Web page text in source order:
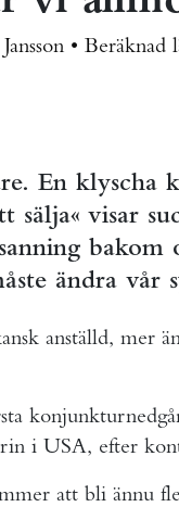
• Beräknad
En klyscha
sälja« visar
ändra vår
anställd, mer
i USA, efter
att bli ännu